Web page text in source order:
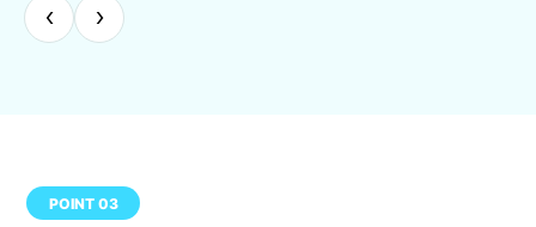
‹ ›
POINT 03